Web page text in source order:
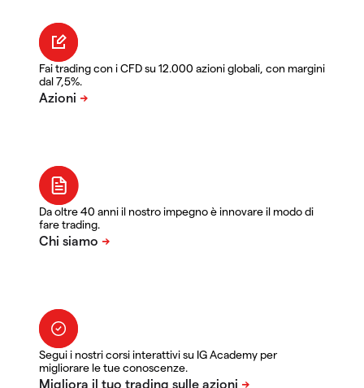
Fai trading con i CFD su 12.000 azioni globali, con margini
dal 7,5%.
Da oltre 40 anni il nostro impegno è innovare il modo di
fare trading.
Segui i nostri corsi interattivi su IG Academy per
migliorare le tue conoscenze.